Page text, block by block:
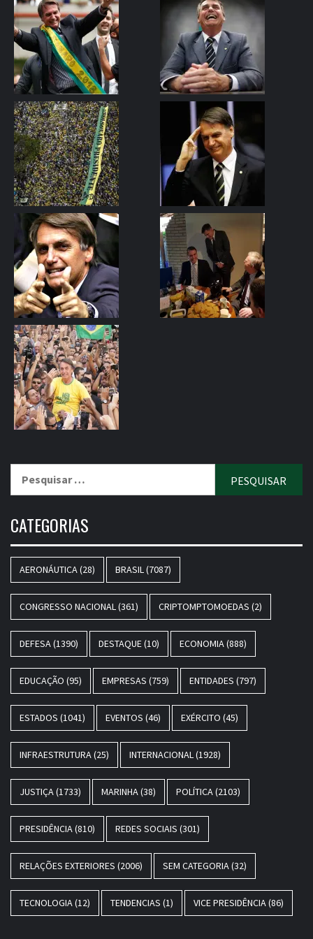
CATEGORIAS
AERONÁUTICA(28) BRASIL(7087)
CONGRESSO NACIONAL(361) CRIPTOMPTOMOEDAS (2)
DEFESA(1390) DESTAQUE(10) ECONOMIA(888)
EDUCAÇÃO (95) EMPRESAS (759) ENTIDADES (797)
ESTADOS (1041) EVENTOS (46) EXÉRCITO (45)
INFRAESTRUTURA(25) INTERNACIONAL(1928)
JUSTIÇA(1733) MARINHA(38) POLÍTICA(2103)
PRESIDÊNCIA(810) REDES SOCIAIS (301)
RELAÇÕES EXTERIORES (2006) SEM CATEGORIA(32)
TECNOLOGIA(12) TENDENCIAS (1) VICE PRESIDÊNCIA(86)